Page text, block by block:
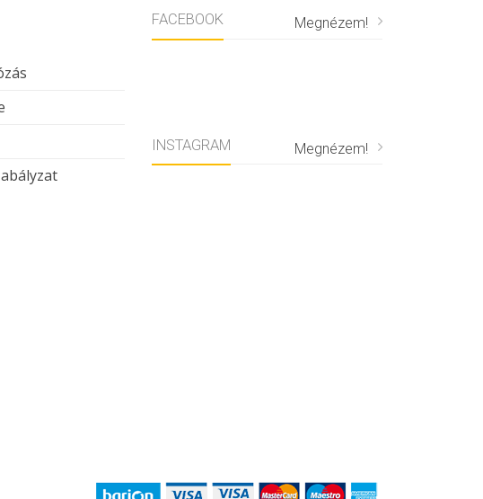
FACEBOOK Megnézem!
INSTAGRAM Megnézem!